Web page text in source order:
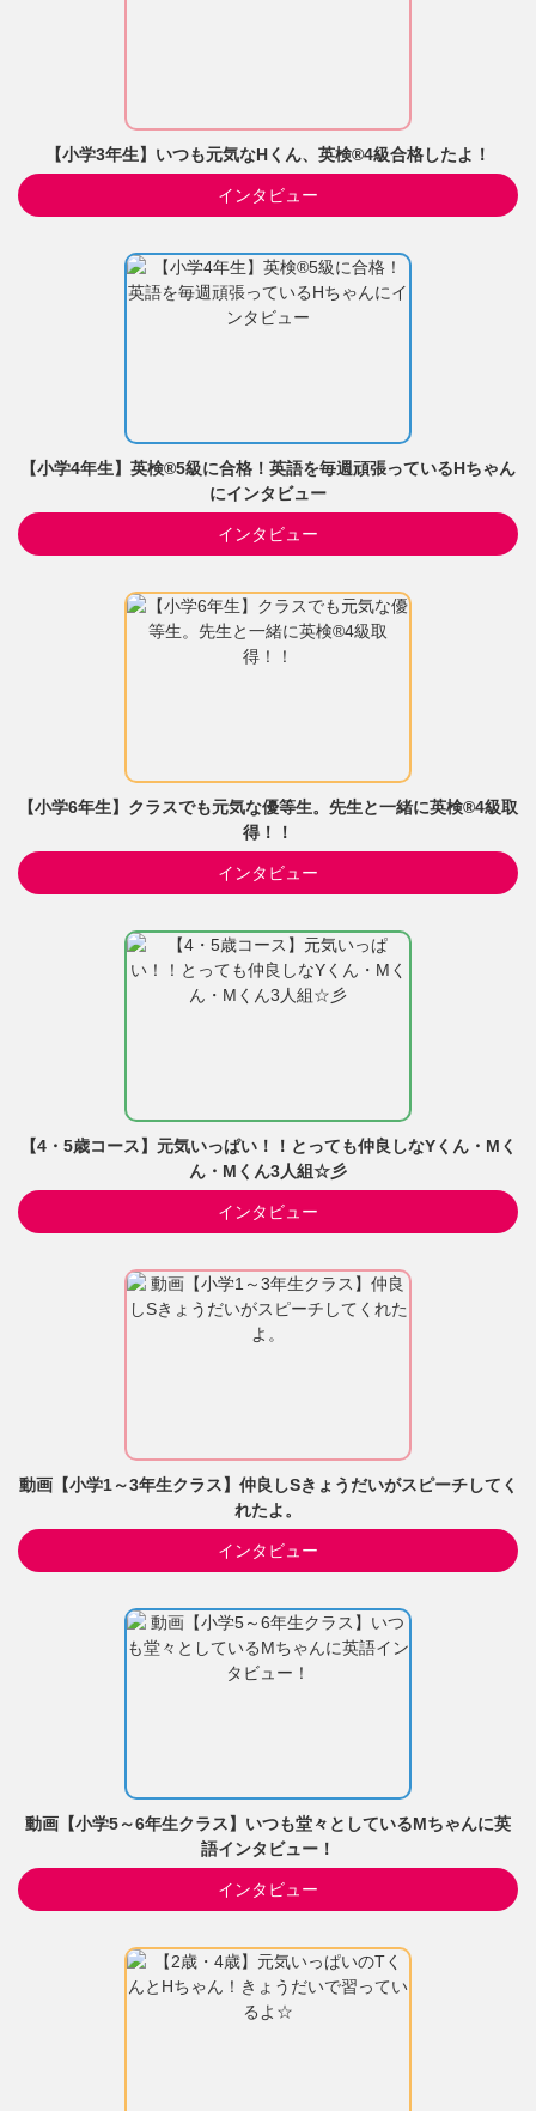
【小学3年生】いつも元気なHくん、英検®4級合格したよ！
インタビュー
【小学4年生】英検®5級に合格！英語を毎週頑張っているHちゃん
にインタビュー
インタビュー
【小学6年生】クラスでも元気な優等生。先生と一緒に英検®4級取
得！！
インタビュー
【4・5歳コース】元気いっぱい！！とっても仲良しなYくん・Mく
ん・Mくん3人組☆彡
インタビュー
動画【小学1～3年生クラス】仲良しSきょうだいがスピーチしてく
れたよ。
インタビュー
動画【小学5～6年生クラス】いつも堂々としているMちゃんに英
語インタビュー！
インタビュー